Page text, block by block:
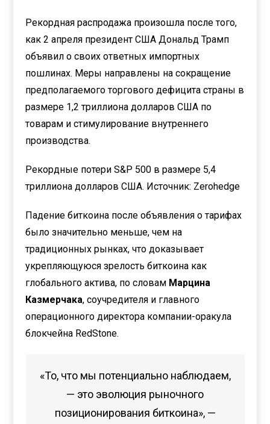
Рекордная распродажа произошла после того,
как 2 апреля президент США Дональд Трамп
объявил о своих ответных импортных
пошлинах. Меры направлены на сокращение
предполагаемого торгового дефицита страны в
размере 1,2 триллиона долларов США по
товарам и стимулирование внутреннего
производства.
Рекордные потери S&P 500 в размере 5,4
триллиона долларов США. Источник: Zerohedge
Падение биткоина после объявления о тарифах
было значительно меньше, чем на
традиционных рынках, что доказывает
укрепляющуюся зрелость биткоина как
глобального актива, по словам Марцина
Казмерчака, соучредителя и главного
операционного директора компании-оракула
блокчейна RedStone.
«То, что мы потенциально наблюдаем,
— это эволюция рыночного
позиционирования биткоина», —